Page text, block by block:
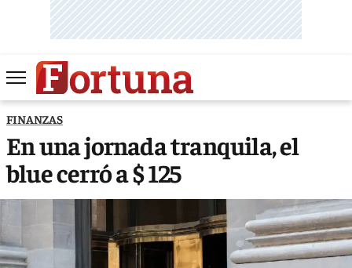
FINANZAS
En una jornada tranquila, el
blue cerró a $ 125